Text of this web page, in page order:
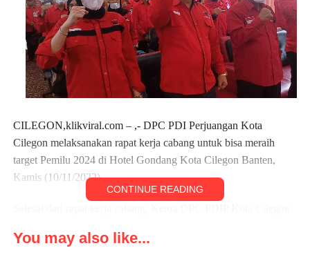
CILEGON,klikviral.com – ,- DPC PDI Perjuangan Kota
Cilegon melaksanakan rapat kerja cabang untuk bisa meraih
target Pemilu 2024 di Hotel Gondang Kota Cilegon Banten,
Kamis (10/11/2022).
rapat kerja cabang ini kita membuat beberapa program untuk
CONTINUE READING
You may also like...